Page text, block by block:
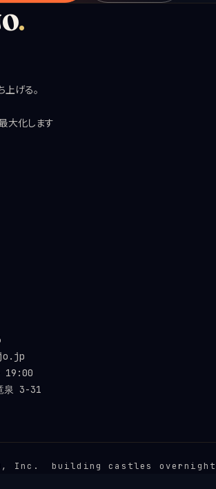
.
上げる。
大化します
19:00
泉 3-31
Inc. building castles overnight